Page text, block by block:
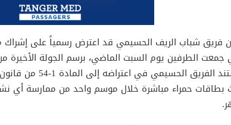
فريق شباب الريف الحسيمي قد اعترض رسمياً على إشراك
جمعت الطرفين يوم السبت الماضي، برسم الجولة
واستند الفريق
بطاقات حمراء مباشرة خلال موسم واحد من ممارسة أي